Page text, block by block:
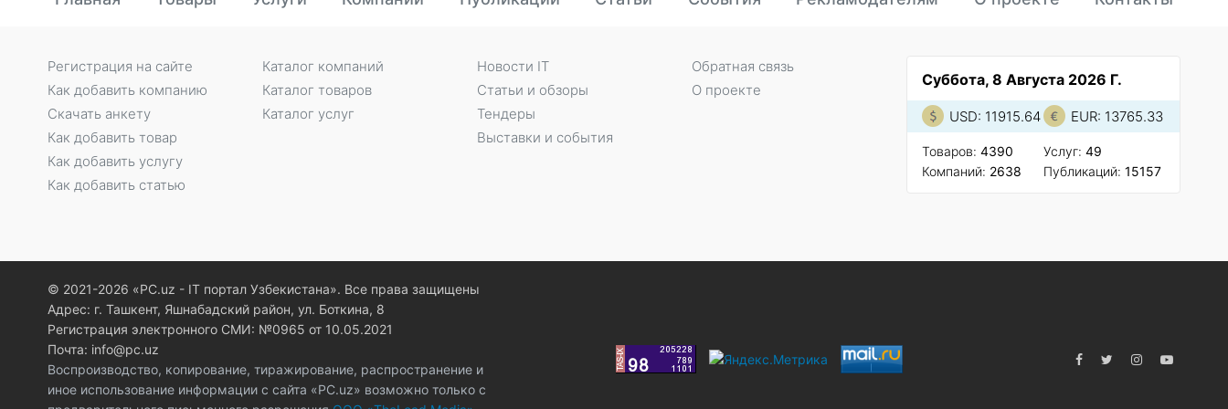
Суббота, 8 Августа 2026 Г.
USD: 11915.64 EUR: 13765.33
Товаров: 4390
Компаний: 2638
Услуг: 49
Публикаций: 15157
Регистрация на сайте
Как добавить компанию
Скачать анкету
Как добавить товар
Как добавить услугу
Как добавить статью
Каталог компаний
Каталог товаров
Каталог услуг
Новости IT
Статьи и обзоры
Тендеры
Выставки и события
Обратная связь
О проекте
© 2021-2026 «PC.uz - IT портал Узбекистана». Все права защищены
Адрес: г. Ташкент, Яшнабадский район, ул. Боткина, 8
Регистрация электронного СМИ: №0965 от 10.05.2021
Почта: info@pc.uz
Воспроизводство, копирование, тиражирование, распространение и
иное использование информации с сайта «PC.uz» возможно только с